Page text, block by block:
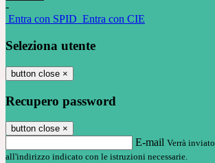
-
Entra con SPID Entra con CIE
Seleziona utente
button close ×
Recupero password
button close ×
E-mail Verrà
all'indirizzo indicato con le istruzioni necessarie.